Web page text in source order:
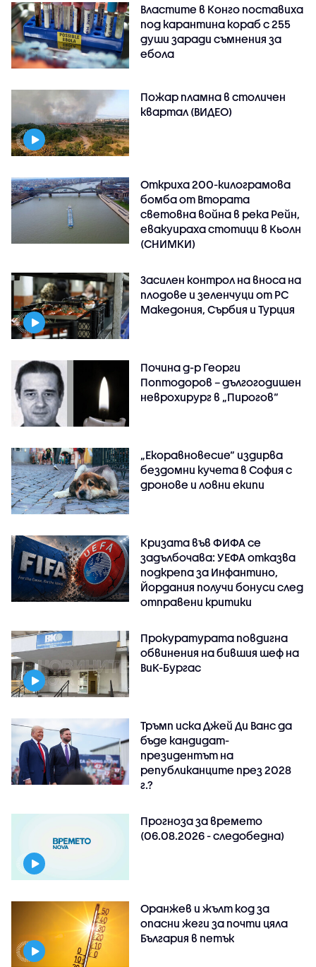
Властите в Конго поставиха
под карантина кораб с 255
души заради съмнения за
ебола
Пожар пламна в столичен
квартал (ВИДЕО)
Откриха 200-килограмова
бомба от Втората
световна война в река Рейн,
евакуираха стотици в Кьолн
(СНИМКИ)
Засилен контрол на вноса на
плодове и зеленчуци от РС
Македония, Сърбия и Турция
Почина д-р Георги
Поптодоров – дългогодишен
неврохирург в „Пирогов“
„Екоравновесие“ издирва
бездомни кучета в София с
дронове и ловни екипи
Кризата във ФИФА се
задълбочава: УЕФА отказва
подкрепа за Инфантино,
Йордания получи бонуси след
отправени критики
Прокуратурата повдигна
обвинения на бившия шеф на
ВиК-Бургас
Тръмп иска Джей Ди Ванс да
бъде кандидат-
президентът на
републиканците през 2028
г.?
Прогноза за времето
(06.08.2026 - следобедна)
Оранжев и жълт код за
опасни жеги за почти цяла
България в петък